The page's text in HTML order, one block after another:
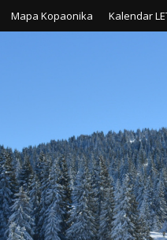
Mapa Kopaonika Kalendar